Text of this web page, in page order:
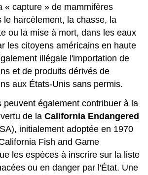
« capture » de mammifères
le harcèlement, la chasse, la
ou la mise à mort, dans les eaux
les citoyens américains en haute
illégale l'importation de
et de produits dérivés de
aux États-Unis sans permis.
peuvent également contribuer à la
de laCalifornia Endangered
initialement adoptée en 1970
Fish and Game
les espèces à inscrire sur la liste
ou en danger par l'État. Une